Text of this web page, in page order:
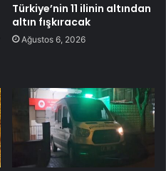
Türkiye’nin 11 ilinin altından
altın fışkıracak
Ağustos 6, 2026